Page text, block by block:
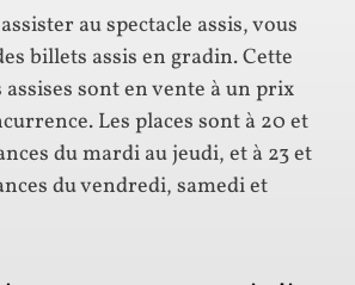
au spectacle assis, vous
billets assis en gradin. Cette
assises sont en vente à un prix
Les places sont à 20 et
du mardi au jeudi, et à 23 et
du vendredi, samedi et